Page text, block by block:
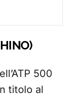
500
titolo al